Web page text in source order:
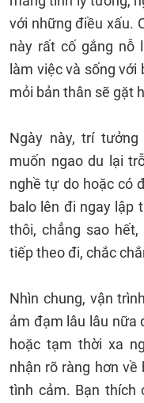
với những điều xấu.
này rất cố gắng nỗ
làm việc và sống
mỏi bản thân sẽ gặt
Ngày này, trí
muốn ngao du lại
nghề tự do hoặc có
balo lên đi ngay lập
thôi, chẳng sao
tiếp theo đi, chắc
Nhìn chung, vận
ảm đạm lâu lâu nữa
hoặc tạm thời xa
nhận rõ ràng hơn
tình cảm. Bạn thích